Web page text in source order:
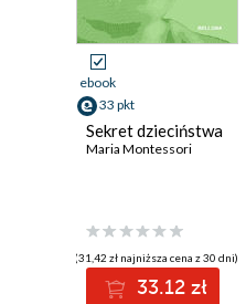
ebook
33 pkt
Sekret dzieciństwa
Maria Montessori
(31,42 zł najniższa cena z 30 dni)
33.12 zł